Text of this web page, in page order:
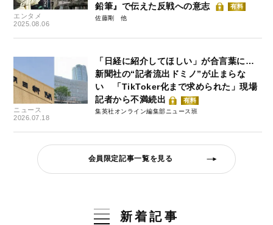
エンタメ
2025.08.06
鉛筆』で伝えた反戦への意志
有料
佐藤剛
ニュース
2026.07.18
「日経に紹介してほしい」が合言葉に…
新聞社の“記者流出ドミノ”が止まらな
い 「TikToker化まで求められた」現場
記者から不満続出
有料
集英社オンライン編集部ニュース班
会員限定記事一覧を見る
新着記事